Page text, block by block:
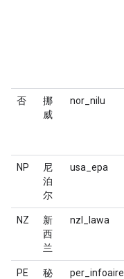
否
挪
威
nor_nilu
NP
尼
泊
尔
usa_epa
NZ
新
西
兰
nzl_lawa
PE
秘
per_infoaire